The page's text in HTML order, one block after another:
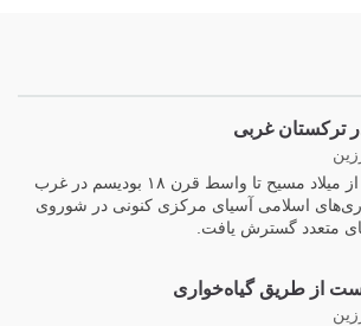
ترکستان غربی
از قرن اول قبل از میلاد مسیح تا واسط قرن ۱۸ بودیسم در غرب
اسلامی آسیای مرکزی کنونی در شوروی
متعدد گسترش یافت.
از طریق گیاه‌خواری